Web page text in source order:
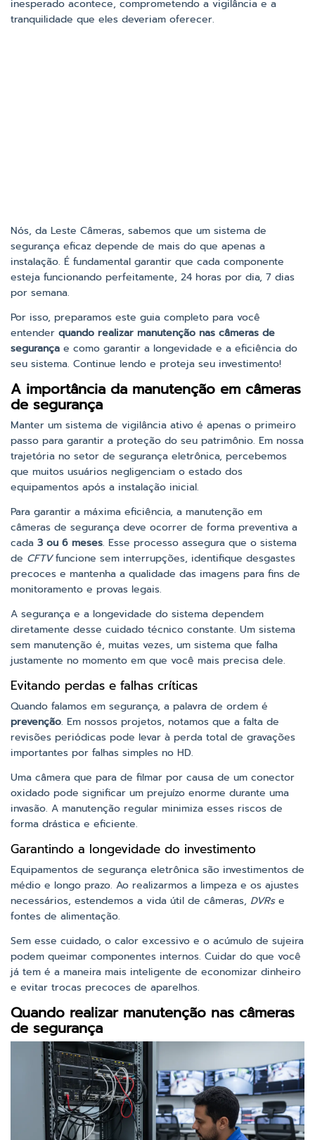
inesperado acontece, comprometendo a vigilância e a
tranquilidade que eles deveriam oferecer.
Nós, da Leste Câmeras, sabemos que um sistema de
segurança eficaz depende de mais do que apenas a
instalação. É fundamental garantir que cada componente
esteja funcionando perfeitamente, 24 horas por dia, 7 dias
por semana.
Por isso, preparamos este guia completo para você
entender quando realizar manutenção nas câmeras de
segurança e como garantir a longevidade e a eficiência do
seu sistema. Continue lendo e proteja seu investimento!
A importância da manutenção em câmeras
de segurança
Manter um sistema de vigilância ativo é apenas o primeiro
passo para garantir a proteção do seu patrimônio. Em nossa
trajetória no setor de segurança eletrônica, percebemos
que muitos usuários negligenciam o estado dos
equipamentos após a instalação inicial.
Para garantir a máxima eficiência, a manutenção em
câmeras de segurança deve ocorrer de forma preventiva a
cada 3 ou 6 meses. Esse processo assegura que o sistema
de CFTVfuncione sem interrupções, identifique desgastes
precoces e mantenha a qualidade das imagens para fins de
monitoramento e provas legais.
A segurança e a longevidade do sistema dependem
diretamente desse cuidado técnico constante. Um sistema
sem manutenção é, muitas vezes, um sistema que falha
justamente no momento em que você mais precisa dele.
Evitando perdas e falhas críticas
Quando falamos em segurança, a palavra de ordem é
prevenção. Em nossos projetos, notamos que a falta de
revisões periódicas pode levar à perda total de gravações
importantes por falhas simples no HD.
Uma câmera que para de filmar por causa de um conector
oxidado pode significar um prejuízo enorme durante uma
invasão. A manutenção regular minimiza esses riscos de
forma drástica e eficiente.
Garantindo a longevidade do investimento
Equipamentos de segurança eletrônica são investimentos de
médio e longo prazo. Ao realizarmos a limpeza e os ajustes
necessários, estendemos a vida útil de câmeras, DVRse
fontes de alimentação.
Sem esse cuidado, o calor excessivo e o acúmulo de sujeira
podem queimar componentes internos. Cuidar do que você
já tem é a maneira mais inteligente de economizar dinheiro
e evitar trocas precoces de aparelhos.
Quando realizar manutenção nas câmeras
de segurança